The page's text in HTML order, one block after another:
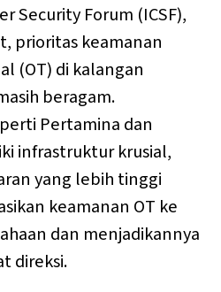
Security Forum (ICSF),
prioritas keamanan
(OT) di kalangan
beragam.
Pertamina dan
infrastruktur krusial,
yang lebih tinggi
keamanan OT ke
dan menjadikannya
direksi.